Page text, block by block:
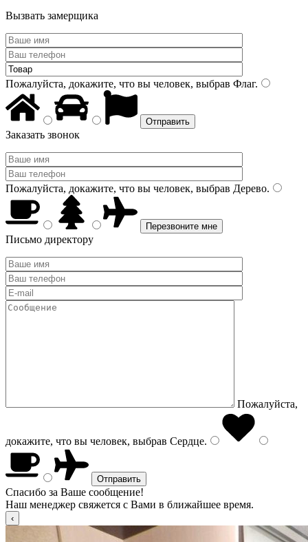
Вызвать замерщика
Пожалуйста, докажите, что вы человек, выбрав Флаг.
Заказать звонок
Пожалуйста, докажите, что вы человек, выбрав Дерево.
Письмо директору
Пожалуйста,
докажите, что вы человек, выбрав Сердце.
Спасибо за Ваше сообщение!
Наш менеджер свяжется с Вами в ближайшее время.